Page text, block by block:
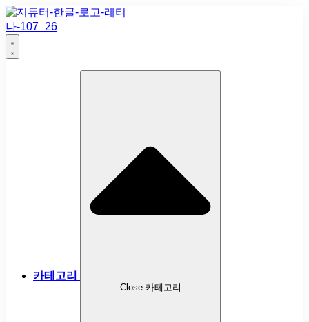
카테고리
Close 카테고리